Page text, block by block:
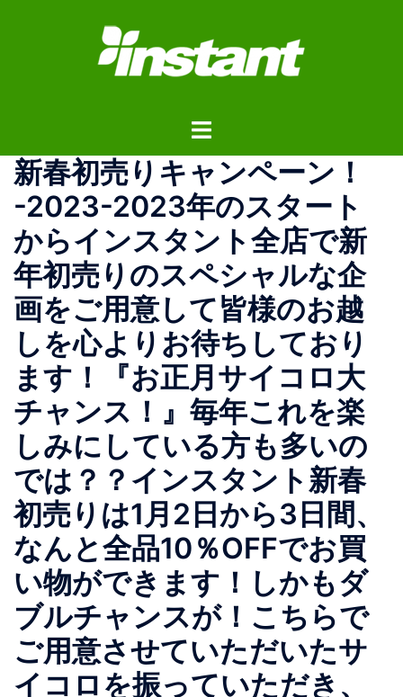
ス
ト
ル
メ
ニ
ュ
ー
新春初売りキャンペーン！
-2023-2023年のスタート
からインスタント全店で新
年初売りのスペシャルな企
画をご用意して皆様のお越
しを心よりお待ちしており
ます！『お正月サイコロ大
チャンス！』毎年これを楽
しみにしている方も多いの
では？？インスタント新春
初売りは1月2日から3日間、
なんと全品10％OFFでお買
い物ができます！しかもダ
ブルチャンスが！こちらで
ご用意させていただいたサ
イコロを振っていただき、